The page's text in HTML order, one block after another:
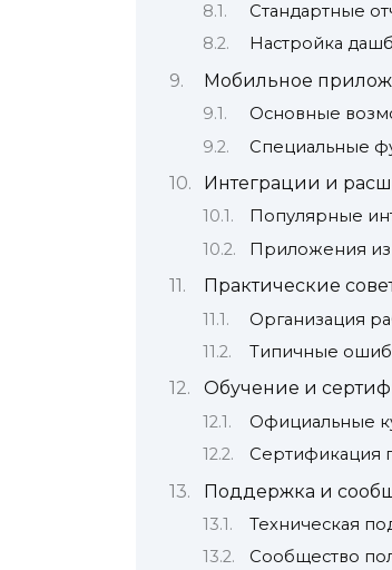
Стандартные
Настройка
Мобильное
Основные
Специальные
Интеграции и
Популярные
Приложения
Практические
Организация
Типичные
Обучение и
Официальные
Сертификация
Поддержка и
Техническая
Сообщество